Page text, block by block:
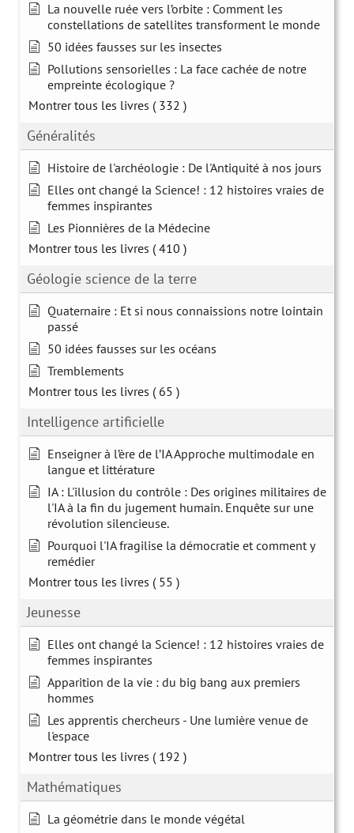
La nouvelle ruée vers l’orbite : Comment les
constellations de satellites transforment le monde
50 idées fausses sur les insectes
Pollutions sensorielles : La face cachée de notre
empreinte écologique ?
Montrer tous les livres ( 332 )
Généralités
Histoire de l'archéologie : De l'Antiquité à nos jours
Elles ont changé la Science! : 12 histoires vraies de
femmes inspirantes
Les Pionnières de la Médecine
Montrer tous les livres ( 410 )
Géologie science de la terre
Quaternaire : Et si nous connaissions notre lointain
passé
50 idées fausses sur les océans
Tremblements
Montrer tous les livres ( 65 )
Intelligence artificielle
Enseigner à l’ère de l’IA Approche multimodale en
langue et littérature
IA : L'illusion du contrôle : Des origines militaires de
l'IA à la fin du jugement humain. Enquête sur une
révolution silencieuse.
Pourquoi l'IA fragilise la démocratie et comment y
remédier
Montrer tous les livres ( 55 )
Jeunesse
Elles ont changé la Science! : 12 histoires vraies de
femmes inspirantes
Apparition de la vie : du big bang aux premiers
hommes
Les apprentis chercheurs - Une lumière venue de
l'espace
Montrer tous les livres ( 192 )
Mathématiques
La géométrie dans le monde végétal